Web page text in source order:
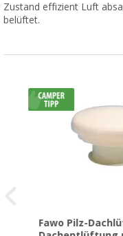
Zustand effizient Luft
belüftet.
Fawo Pilz-